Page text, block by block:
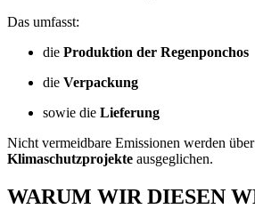
Das umfasst:
die Produktion der Regenponchos
die Verpackung
sowie die Lieferung
Nicht vermeidbare Emissionen werden über
Klimaschutzprojekte ausgeglichen.
WARUM WIR DIESEN